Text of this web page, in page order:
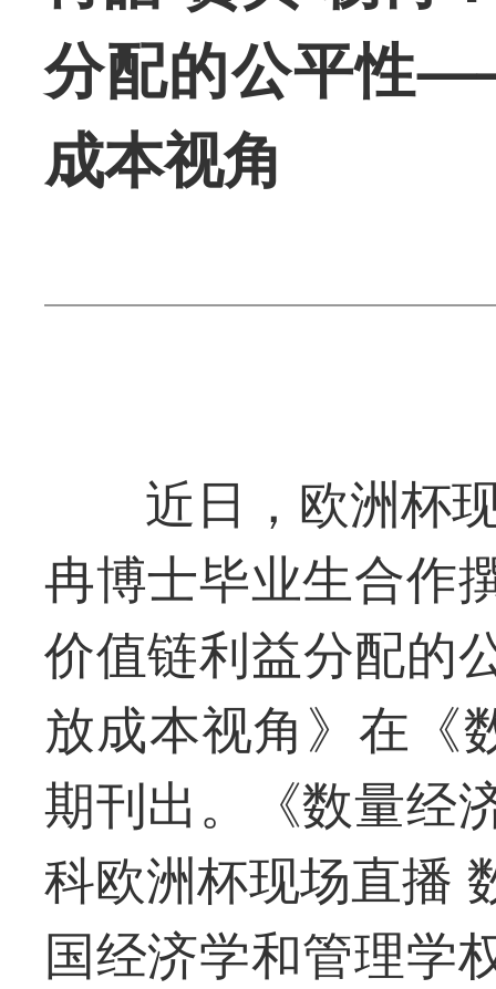
分配的公平性
成本视角
近日，欧洲杯
冉博士毕业生合作
价值链利益分配
放成本视角》在《
期刊出。《数量经
科欧洲杯现场直播
国经济学和管理学